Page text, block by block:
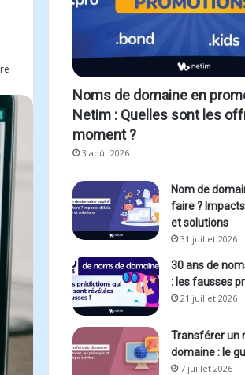
Noms de domaine en
Netim : Quelles sont les
moment ?
3 août 2026
Nom de
faire ?
et solutions
31 juillet 2026
30 ans de
: les fausses
21 juillet 2026
Transférer un
domaine : le
7 juillet 2026